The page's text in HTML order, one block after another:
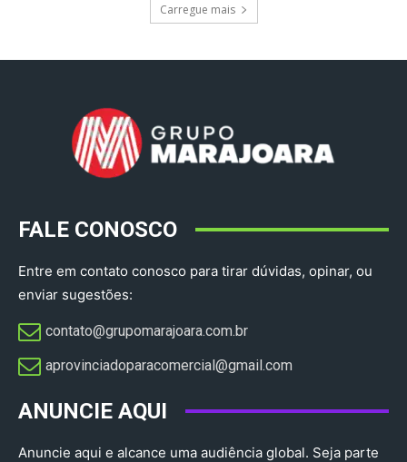
Carregue mais
FALE CONOSCO
Entre em contato conosco para tirar dúvidas, opinar, ou
enviar sugestões:
contato@grupomarajoara.com.br
aprovinciadoparacomercial@gmail.com​
ANUNCIE AQUI
Anuncie aqui e alcance uma audiência global. Seja parte